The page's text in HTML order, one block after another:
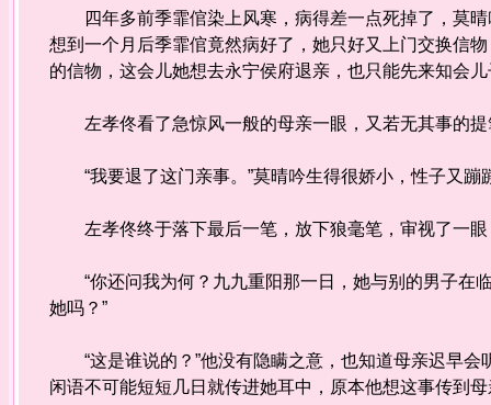
四年多前季霏倌染上风寒，病得差一点死掉了，莫晴
想到一个月后季霏倌竟然病好了，她只好又上门交换信
的信物，这会儿她想去永宁侯府退亲，也只能先来知会
左孝佟看了急惊风一般的母亲一眼，又若无其事的提
“我要退了这门亲事。”莫晴吟生得很娇小，性子又蹦
左孝佟终于落下最后一笔，放下狼毫笔，审视了一眼
“你还问我为何？九九重阳那一日，她与别的男子在
她吗？”
“这是谁说的？”他没有隐瞒之意，也知道母亲迟早会
闲语不可能短短几日就传进她耳中，原本他想这事传到